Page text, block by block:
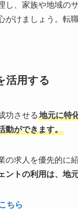
し、家族や地域の
がけましょう。転
活用する
功させる 地元に特
動ができます。
の求人を優先的に
ントの利用は、地
ちら